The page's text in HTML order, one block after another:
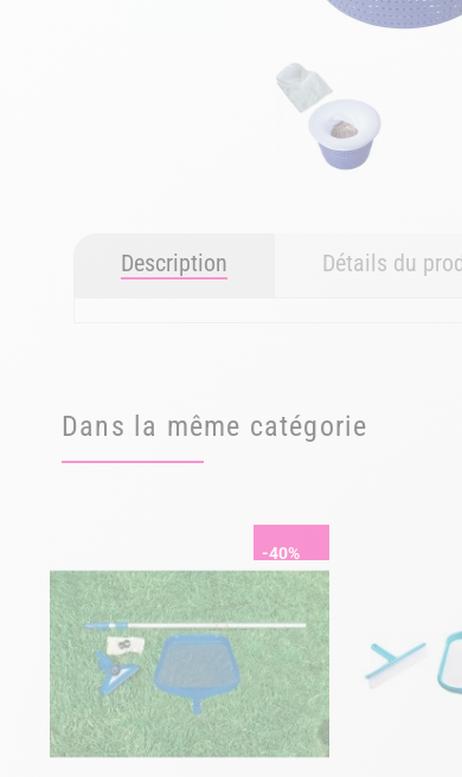
Description Détails du
Dans la même catégorie
-40%